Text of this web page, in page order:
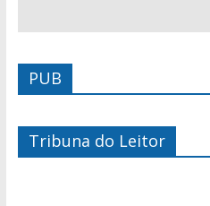
PUB
Tribuna do Leitor